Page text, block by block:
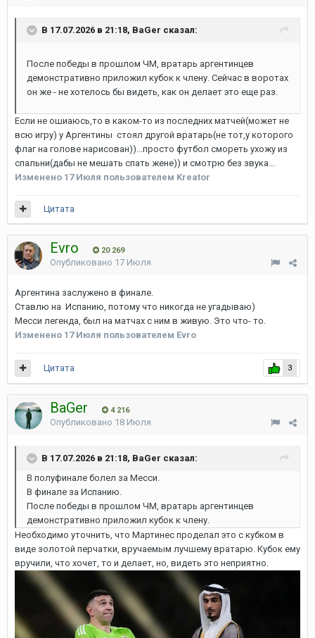
В 17.07.2026 в 21:18, BaGer сказал:
После победы в прошлом ЧМ, вратарь аргентинцев
демонстративно приложил кубок к члену. Сейчас в воротах
он же - не хотелось бы видеть, как он делает это еще раз.
Если не ошиаюсь,то в каком-то из последних матчей(может не
всю игру) у Аргентины стоял другой вратарь(не тот,у которого
флаг на голове нарисован))...просто футбол смореть ухожу из
спальни(дабы не мешать спать жене)) и смотрю без звука...
Изменено 17 Июля пользователем Kreator
Цитата
Evro 20 269
Опубликовано 17 Июля
Аргентина заслужено в финале.
Ставлю на Испанию, потому что никогда не угадываю)
Месси легенда, был на матчах с ним в живую. Это что- то.
Изменено 17 Июля пользователем Evro
3
Цитата
BaGer 4 216
Опубликовано 18 Июля
В 17.07.2026 в 21:18, BaGer сказал:
В полуфинале болел за Месси.
В финале за Испанию.
После победы в прошлом ЧМ, вратарь аргентинцев
демонстративно приложил кубок к члену.
Необходимо уточнить, что Мартинес проделал это с кубком в
виде золотой перчатки, вручаемым лучшему вратарю. Кубок ему
вручили, что хочет, то и делает, но, видеть это неприятно.